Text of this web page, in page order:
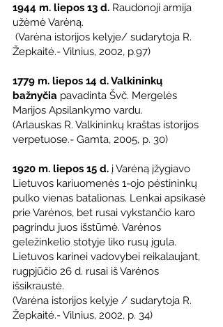
1944 m. liepos 13 d. Raudonoji armija
užėmė Varėną.
Žepkaitė.- Vilnius, 2002, p.97)
1779 m. liepos 14 d. Valkininkų
bažnyčia pavadinta Švč. Mergelės
Marijos Apsilankymo vardu.
(Arlauskas R. Valkininkų kraštas istorijos
verpetuose.- Gamta, 2005, p. 30)
1920 m. liepos 15 d. į Varėną įžygiavo
Lietuvos kariuomenės 1-ojo pėstininkų
pulko vienas batalionas. Lenkai apsikasė
prie Varėnos, bet rusai vykstančio karo
pagrindu juos išstūmė. Varėnos
geležinkelio stotyje liko rusų įgula.
Lietuvos karinei vadovybei reikalaujant,
rugpjūčio 26 d. rusai iš Varėnos
išsikraustė.
(Varėna istorijos kelyje / sudarytoja R.
Žepkaitė.- Vilnius, 2002, p. 34)